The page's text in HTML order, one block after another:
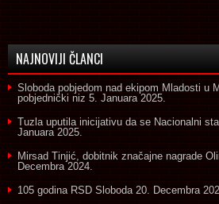
NAJNOVIJI ČLANCI
Sloboda pobjedom nad ekipom Mladosti u
pobjednički niz 5. Januara 2025.
Tuzla uputila inicijativu da se Nacionalni
Januara 2025.
Mirsad Tinjić, dobitnik značajne nagrade
Decembra 2024.
105 godina RSD Sloboda 20. Decembra